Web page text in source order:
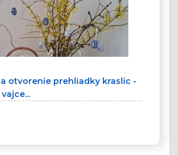
otvorenie prehliadky kraslíc -